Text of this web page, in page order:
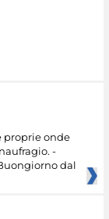
proprie onde
-
dal